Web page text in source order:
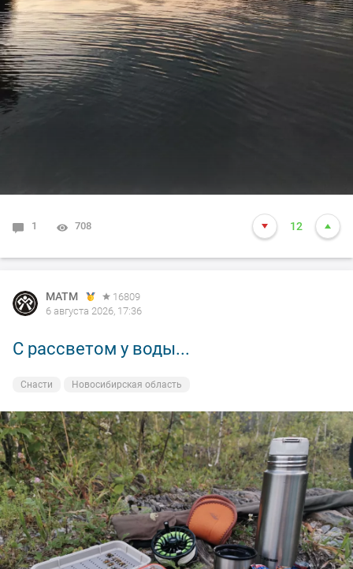
1 708 12
MATM
16809
6 августа 2026, 17:36
С рассветом у воды...
Снасти Новосибирская область